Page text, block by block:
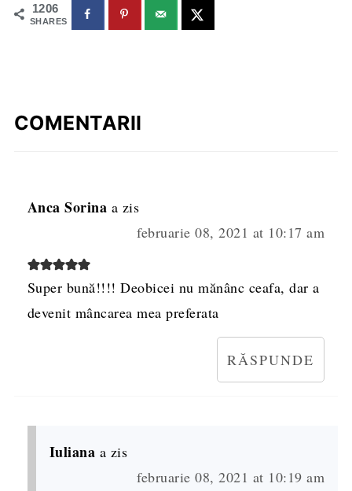
1206
SHARES
COMENTARII
Anca Sorina a zis
februarie 08, 2021 at 10:17 am
Super bună!!!! Deobicei nu mănânc ceafa, dar a
devenit mâncarea mea preferata
RĂSPUNDE
Iuliana a zis
februarie 08, 2021 at 10:19 am